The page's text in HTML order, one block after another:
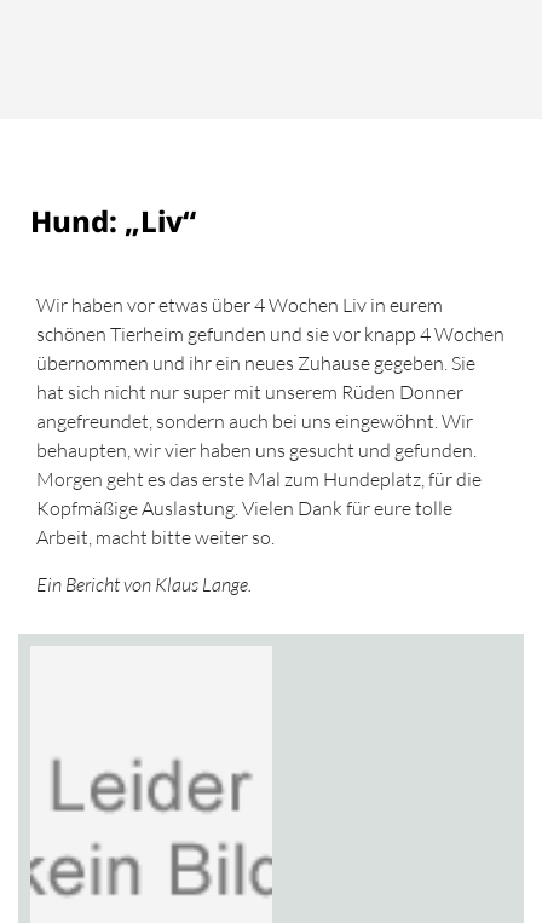
Hund: „Liv“
Wir haben vor etwas über 4 Wochen Liv in eurem
schönen Tierheim gefunden und sie vor knapp 4 Wochen
übernommen und ihr ein neues Zuhause gegeben. Sie
hat sich nicht nur super mit unserem Rüden Donner
angefreundet, sondern auch bei uns eingewöhnt. Wir
behaupten, wir vier haben uns gesucht und gefunden.
Morgen geht es das erste Mal zum Hundeplatz, für die
Kopfmäßige Auslastung. Vielen Dank für eure tolle
Arbeit, macht bitte weiter so.
Ein Bericht von Klaus Lange.